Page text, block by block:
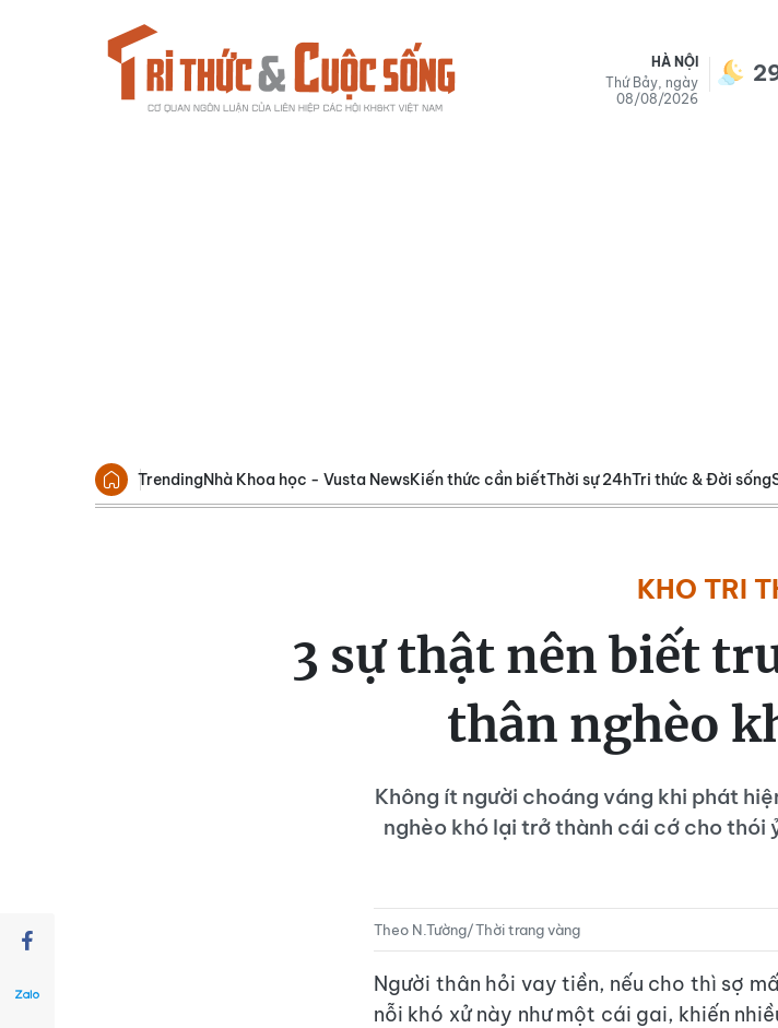
HÀ NỘI
Thứ Bảy, ngày
08/08/2026
TrendingNhà Khoa học - Vusta NewsKiến thức cần biếtThời sự 24hTri thức & Đời sống
KHO TRI
3 sự thật nên biết
thân nghèo
Không ít người choáng váng khi phát
nghèo khó lại trở thành cái cớ cho thói
Theo N.Tường/Thời trang vàng
Người thân hỏi vay tiền, nếu cho thì sợ
nỗi khó xử này như một cái gai, khiến